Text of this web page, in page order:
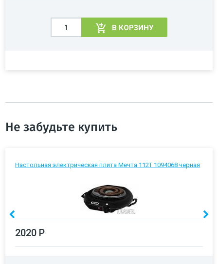
В КОРЗИНУ
Не забудьте купить
Настольная электрическая плита Мечта 112Т 1094068 черная
2020 Р